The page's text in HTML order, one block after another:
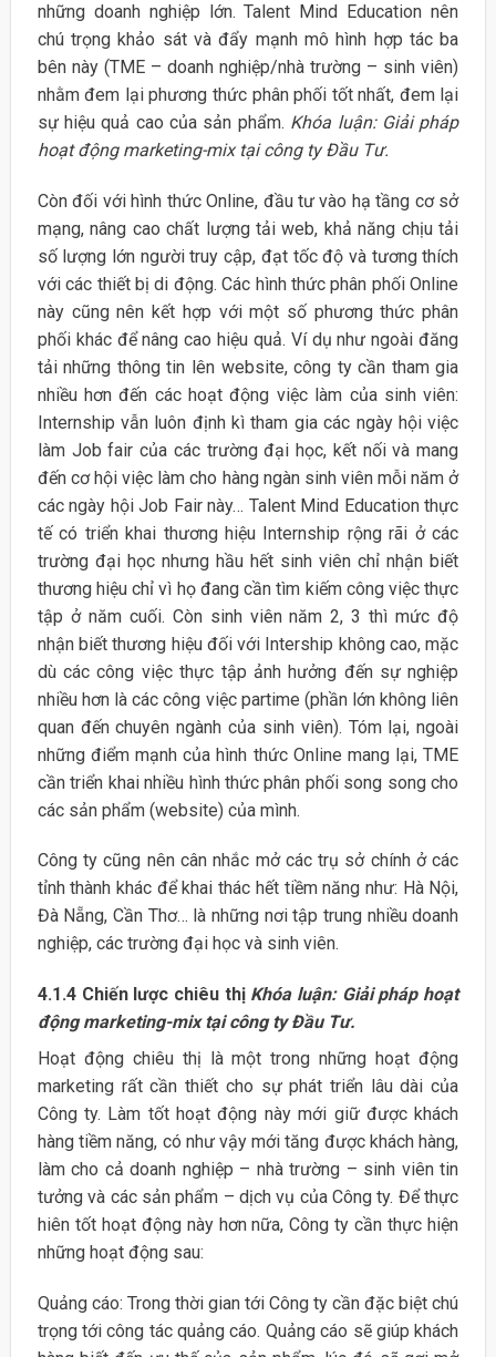
những doanh nghiệp lớn. Talent Mind Education nên
chú trọng khảo sát và đẩy mạnh mô hình hợp tác ba
bên này (TME – doanh nghiệp/nhà trường – sinh viên)
nhằm đem lại phương thức phân phối tốt nhất, đem lại
sự hiệu quả cao của sản phẩm. Khóa luận: Giải pháp
hoạt động marketing-mix tại công ty Đầu Tư.
Còn đối với hình thức Online, đầu tư vào hạ tầng cơ sở
mạng, nâng cao chất lượng tải web, khả năng chịu tải
số lượng lớn người truy cập, đạt tốc độ và tương thích
với các thiết bị di động. Các hình thức phân phối Online
này cũng nên kết hợp với một số phương thức phân
phối khác để nâng cao hiệu quả. Ví dụ như ngoài đăng
tải những thông tin lên website, công ty cần tham gia
nhiều hơn đến các hoạt động việc làm của sinh viên:
Internship vẫn luôn định kì tham gia các ngày hội việc
làm Job fair của các trường đại học, kết nối và mang
đến cơ hội việc làm cho hàng ngàn sinh viên mỗi năm ở
các ngày hội Job Fair này… Talent Mind Education thực
tế có triển khai thương hiệu Internship rộng rãi ở các
trường đại học nhưng hầu hết sinh viên chỉ nhận biết
thương hiệu chỉ vì họ đang cần tìm kiếm công việc thực
tập ở năm cuối. Còn sinh viên năm 2, 3 thì mức độ
nhận biết thương hiệu đối với Intership không cao, mặc
dù các công việc thực tập ảnh hưởng đến sự nghiệp
nhiều hơn là các công việc partime (phần lớn không liên
quan đến chuyên ngành của sinh viên). Tóm lại, ngoài
những điểm mạnh của hình thức Online mang lại, TME
cần triển khai nhiều hình thức phân phối song song cho
các sản phẩm (website) của mình.
Công ty cũng nên cân nhắc mở các trụ sở chính ở các
tỉnh thành khác để khai thác hết tiềm năng như: Hà Nội,
Đà Nẵng, Cần Thơ… là những nơi tập trung nhiều doanh
nghiệp, các trường đại học và sinh viên.
4.1.4 Chiến lược chiêu thị Khóa luận: Giải pháp hoạt
động marketing-mix tại công ty Đầu Tư.
Hoạt động chiêu thị là một trong những hoạt động
marketing rất cần thiết cho sự phát triển lâu dài của
Công ty. Làm tốt hoạt động này mới giữ được khách
hàng tiềm năng, có như vậy mới tăng được khách hàng,
làm cho cả doanh nghiệp – nhà trường – sinh viên tin
tưởng và các sản phẩm – dịch vụ của Công ty. Để thực
hiên tốt hoạt động này hơn nữa, Công ty cần thực hiện
những hoạt động sau:
Quảng cáo: Trong thời gian tới Công ty cần đặc biệt chú
trọng tới công tác quảng cáo. Quảng cáo sẽ giúp khách